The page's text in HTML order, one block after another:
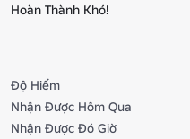
Hoàn Thành Khó!
Độ Hiếm
Nhận Được Hôm Qua
Nhận Được Đó Giờ